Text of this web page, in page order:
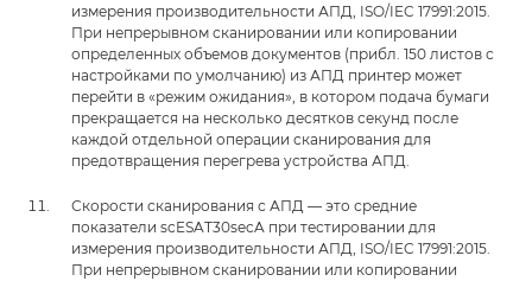
измерения производительности АПД, ISO/IEC 17991:2015.
При непрерывном сканировании или копировании
определенных объемов документов (прибл. 150 листов с
настройками по умолчанию) из АПД принтер может
перейти в «режим ожидания», в котором подача бумаги
прекращается на несколько десятков секунд после
каждой отдельной операции сканирования для
предотвращения перегрева устройства АПД.
Скорости сканирования с АПД — это средние
показатели scESAT30secA при тестировании для
измерения производительности АПД, ISO/IEC 17991:2015.
При непрерывном сканировании или копировании